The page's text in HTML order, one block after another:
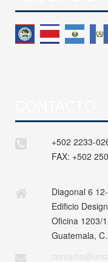
+502 2233-
FAX: +502
Diagonal 6
Edificio
Oficina 1203/
Guatemala,